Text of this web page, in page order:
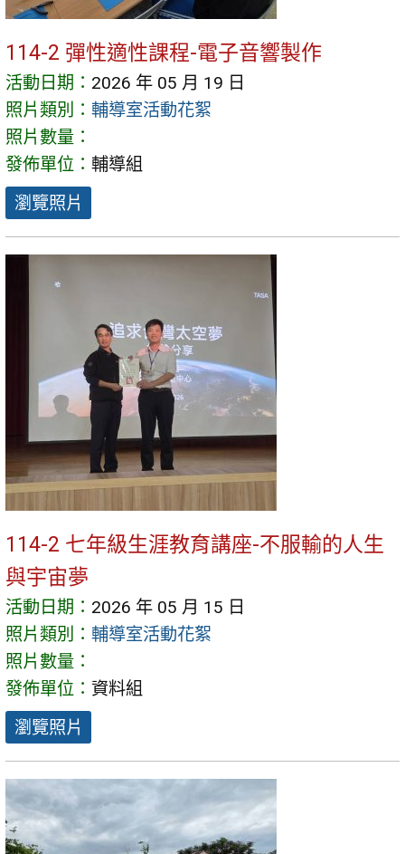
114-2 彈性適性課程-電子音響製作
活動日期： 2026 年 05 月 19 日
照片類別： 輔導室活動花絮
照片數量：
發佈單位： 輔導組
瀏覽照片
114-2 七年級生涯教育講座-不服輸的人生
與宇宙夢
活動日期： 2026 年 05 月 15 日
照片類別： 輔導室活動花絮
照片數量：
發佈單位： 資料組
瀏覽照片